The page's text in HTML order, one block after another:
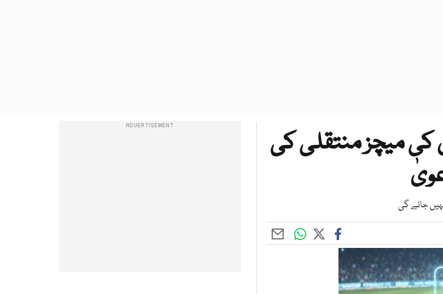
کی میچز منتقلی کی